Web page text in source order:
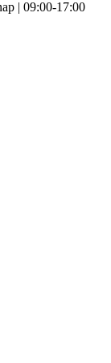
| 09:00-17:00